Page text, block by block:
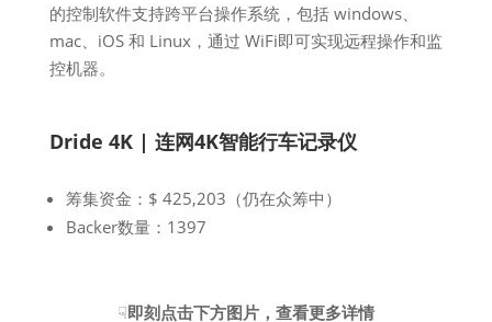
的控制软件支持跨平台操作系统，包括 windows、
mac、iOS 和 Linux，通过 WiFi即可实现远程操作和监
控机器。
Dride 4K | 连网4K智能行车记录仪
筹集资金：$ 425,203（仍在众筹中）
Backer数量：1397
☟即刻点击下方图片，查看更多详情